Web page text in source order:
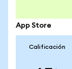
App Store
Calificación